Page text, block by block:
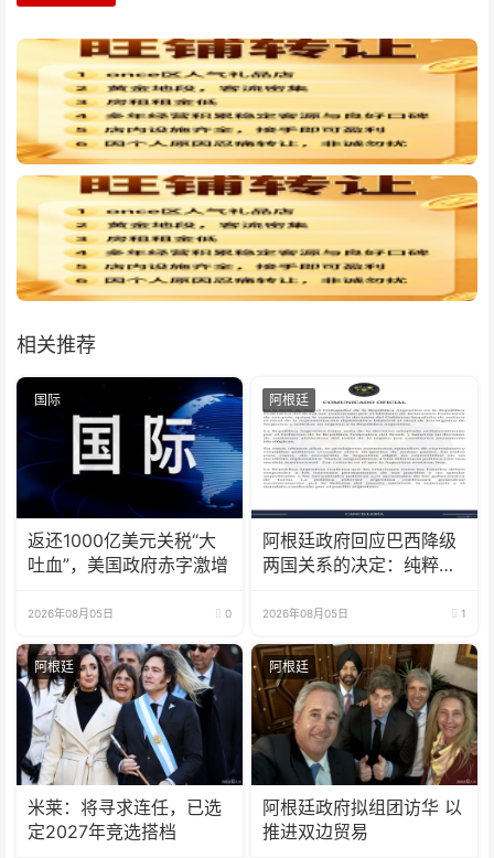
相关推荐
国际
返还1000亿美元关税“大
吐血”，美国政府赤字激增
2026年08月05日 0
阿根廷
阿根廷政府回应巴西降级
两国关系的决定：纯粹意
2026年08月05日 1
阿根廷
米莱：将寻求连任，已选
定2027年竞选搭档
阿根廷
阿根廷政府拟组团访华 以
推进双边贸易